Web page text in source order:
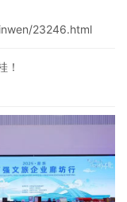
23246.html
！